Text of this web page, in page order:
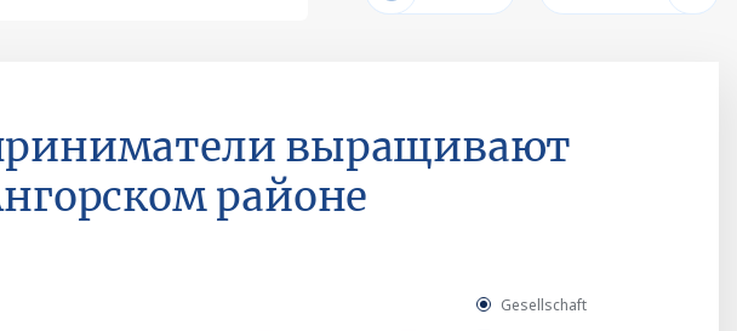
выращивают
районе
Gesellschaft